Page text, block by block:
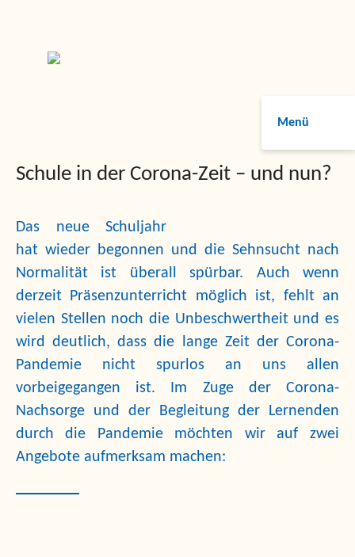
Menü
Schule in der Corona-Zeit – und nun?
Das neue Schuljahr
hat wieder begonnen und die Sehnsucht nach
Normalität ist überall spürbar. Auch wenn
derzeit Präsenzunterricht möglich ist, fehlt an
vielen Stellen noch die Unbeschwertheit und es
wird deutlich, dass die lange Zeit der Corona-
Pandemie nicht spurlos an uns allen
vorbeigegangen ist. Im Zuge der Corona-
Nachsorge und der Begleitung der Lernenden
durch die Pandemie möchten wir auf zwei
Angebote aufmerksam machen: